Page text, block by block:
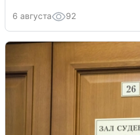
6 августа 92